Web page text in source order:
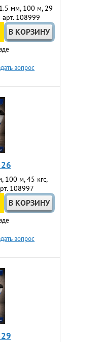
мм, 100 м, 29
арт. 108999
вопрос
100 м, 45 кгс,
108997
вопрос